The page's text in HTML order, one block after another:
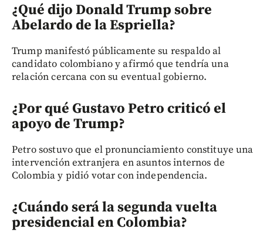
¿Qué dijo Donald Trump sobre
Abelardo de la Espriella?
Trump manifestó públicamente su respaldo al
candidato colombiano y afirmó que tendría una
relación cercana con su eventual gobierno.
¿Por qué Gustavo Petro criticó el
apoyo de Trump?
Petro sostuvo que el pronunciamiento constituye una
intervención extranjera en asuntos internos de
Colombia y pidió votar con independencia.
¿Cuándo será la segunda vuelta
presidencial en Colombia?